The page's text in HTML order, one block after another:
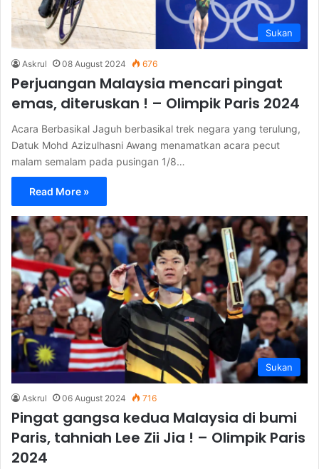
Sukan
Askrul 08 August 2024 676
Perjuangan Malaysia mencari pingat
emas, diteruskan ! – Olimpik Paris 2024
Acara Berbasikal Jaguh berbasikal trek negara yang terulung,
Datuk Mohd Azizulhasni Awang menamatkan acara pecut
malam semalam pada pusingan 1/8…
Read More »
Sukan
Askrul 06 August 2024 716
Pingat gangsa kedua Malaysia di bumi
Paris, tahniah Lee Zii Jia ! – Olimpik Paris
2024